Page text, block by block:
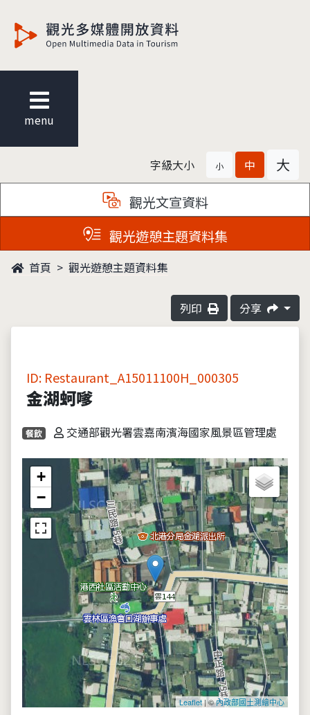
menu
字級大小 小 中 大
觀光文宣資料
觀光遊憩主題資料集
首頁 觀光遊憩主題資料集
列印 分享
ID: Restaurant_A15011100H_000305
金湖蚵嗲
餐飲 交通部觀光署雲嘉南濱海國家風景區管理處
+
−
Leaflet| ©內政部國土測繪中心